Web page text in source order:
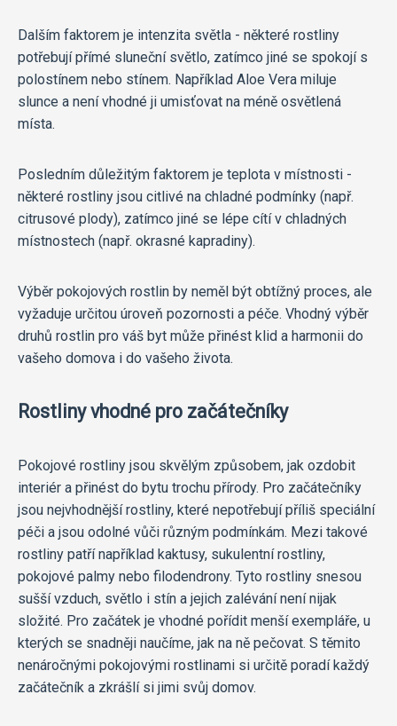
Dalším faktorem je intenzita světla - některé rostliny
potřebují přímé sluneční světlo, zatímco jiné se spokojí s
polostínem nebo stínem. Například Aloe Vera miluje
slunce a není vhodné ji umisťovat na méně osvětlená
místa.
Posledním důležitým faktorem je teplota v místnosti -
některé rostliny jsou citlivé na chladné podmínky (např.
citrusové plody), zatímco jiné se lépe cítí v chladných
místnostech (např. okrasné kapradiny).
Výběr pokojových rostlin by neměl být obtížný proces, ale
vyžaduje určitou úroveň pozornosti a péče. Vhodný výběr
druhů rostlin pro váš byt může přinést klid a harmonii do
vašeho domova i do vašeho života.
Rostliny vhodné pro začátečníky
Pokojové rostliny jsou skvělým způsobem, jak ozdobit
interiér a přinést do bytu trochu přírody. Pro začátečníky
jsou nejvhodnější rostliny, které nepotřebují příliš speciální
péči a jsou odolné vůči různým podmínkám. Mezi takové
rostliny patří například kaktusy, sukulentní rostliny,
pokojové palmy nebo filodendrony. Tyto rostliny snesou
sušší vzduch, světlo i stín a jejich zalévání není nijak
složité. Pro začátek je vhodné pořídit menší exempláře, u
kterých se snadněji naučíme, jak na ně pečovat. S těmito
nenáročnými pokojovými rostlinami si určitě poradí každý
začátečník a zkrášlí si jimi svůj domov.